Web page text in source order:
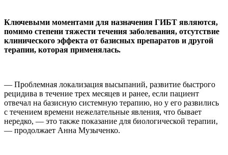
Ключевыми моментами для назначения ГИБТ являются,
помимо степени тяжести течения заболевания, отсутствие
клинического эффекта от базисных препаратов и другой
терапии, которая применялась.
— Проблемная локализация высыпаний, развитие быстрого
рецидива в течение трех месяцев и ранее, если пациент
отвечал на базисную системную терапию, но у его развились
с течением времени нежелательные явления, что бывает
нередко, — это также показание для биологической терапии,
— продолжает Анна Музыченко.